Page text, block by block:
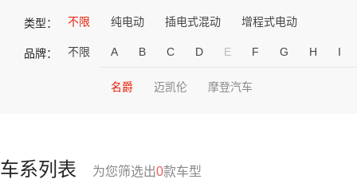
类型： 不限 纯电动 插电式混动 增程式电动
品牌： 不限 A B C D E F G H I
名爵 迈凯伦 摩登汽车
车系列表 为您筛选出0款车型